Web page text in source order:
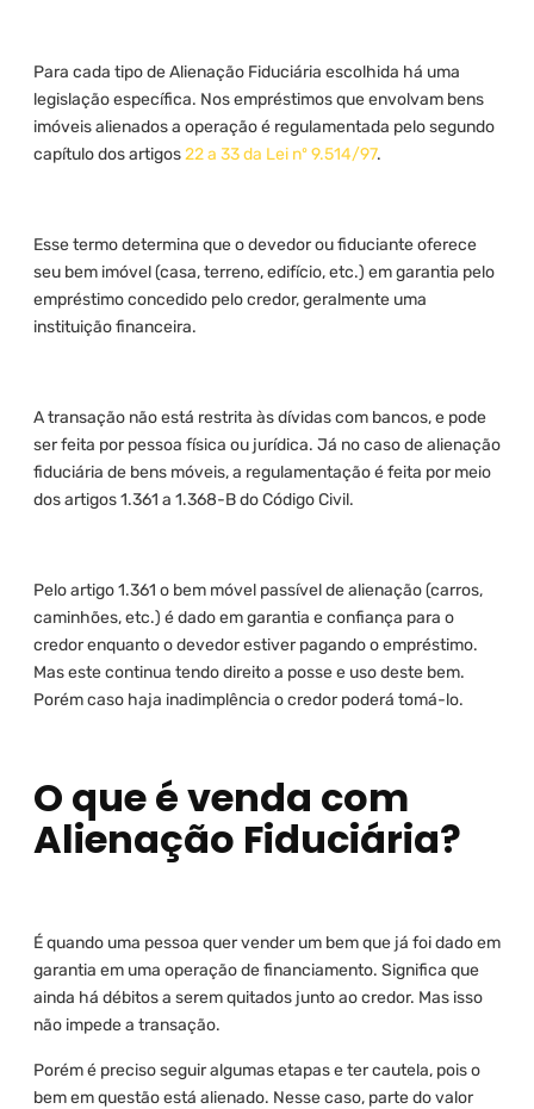
Para cada tipo de Alienação Fiduciária escolhida há uma
legislação específica. Nos empréstimos que envolvam bens
imóveis alienados a operação é regulamentada pelo segundo
capítulo dos artigos22 a 33 da Lei nº 9.514/97.
Esse termo determina que o devedor ou fiduciante oferece
seu bem imóvel (casa, terreno, edifício, etc.) em garantia pelo
empréstimo concedido pelo credor, geralmente uma
instituição financeira.
A transação não está restrita às dívidas com bancos, e pode
ser feita por pessoa física ou jurídica. Já no caso de alienação
fiduciária de bens móveis, a regulamentação é feita por meio
dos artigos 1.361 a 1.368-B do Código Civil.
Pelo artigo 1.361 o bem móvel passível de alienação (carros,
caminhões, etc.) é dado em garantia e confiança para o
credor enquanto o devedor estiver pagando o empréstimo.
Mas este continua tendo direito a posse e uso deste bem.
Porém caso haja inadimplência o credor poderá tomá-lo.
O que é venda com
Alienação Fiduciária?
É quando uma pessoa quer vender um bem que já foi dado em
garantia em uma operação de financiamento. Significa que
ainda há débitos a serem quitados junto ao credor. Mas isso
não impede a transação.
Porém é preciso seguir algumas etapas e ter cautela, pois o
bem em questão está alienado. Nesse caso, parte do valor